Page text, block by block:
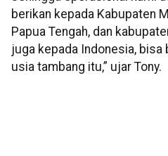
berikan kepada Kabupaten
Papua Tengah, dan
juga kepada Indonesia,
usia tambang itu,” ujar Tony.